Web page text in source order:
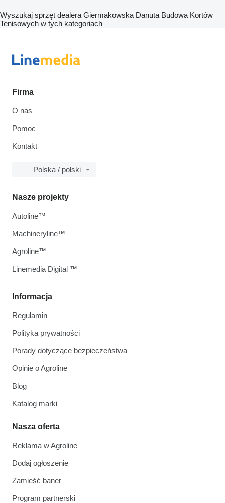
Wyszukaj sprzęt dealera Giermakowska Danuta Budowa Kortów
Tenisowych w tych kategoriach
Firma
O nas
Pomoc
Kontakt
Polska / polski
Informacja
Regulamin
Polityka prywatności
Porady dotyczące bezpieczeństwa
Opinie o Agroline
Blog
Katalog marki
Nasza oferta
Reklama w Agroline
Dodaj ogłoszenie
Zamieść baner
Program partnerski
Nasze projekty
Autoline™
Machineryline™
Agroline™
Linemedia Digital ™